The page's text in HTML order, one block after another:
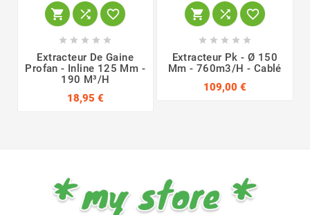
  
    
Extracteur De Gaine
Profan - Inline 125 Mm -
190 M³/h
18,95 €
  
    
Extracteur Pk - Ø 150
Mm - 760m3/h - Cablé
109,00 €